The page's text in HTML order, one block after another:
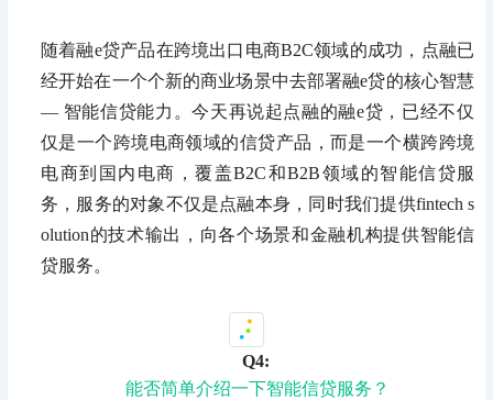
随着融e贷产品在跨境出口电商B2C领域的成功，点融已
经开始在一个个新的商业场景中去部署融e贷的核心智慧
— 智能信贷能力 。今天再说起点融的融e贷，已经不仅
仅是一个跨境电商领域的信贷产品，而是一个横跨跨境
电商到国内电商，覆盖B2C和B2B领域的智能信贷服
务，服务的对象不仅是点融本身，同时我们提供fintech s
olution的技术输出，向各个场景和金融机构提供智能信
贷服务。
Q4:
能否简单介绍一下智能信贷服务？